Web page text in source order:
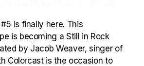
is finally here. This
is becoming a Still in Rock
by Jacob Weaver, singer of
Colorcast is the occasion to